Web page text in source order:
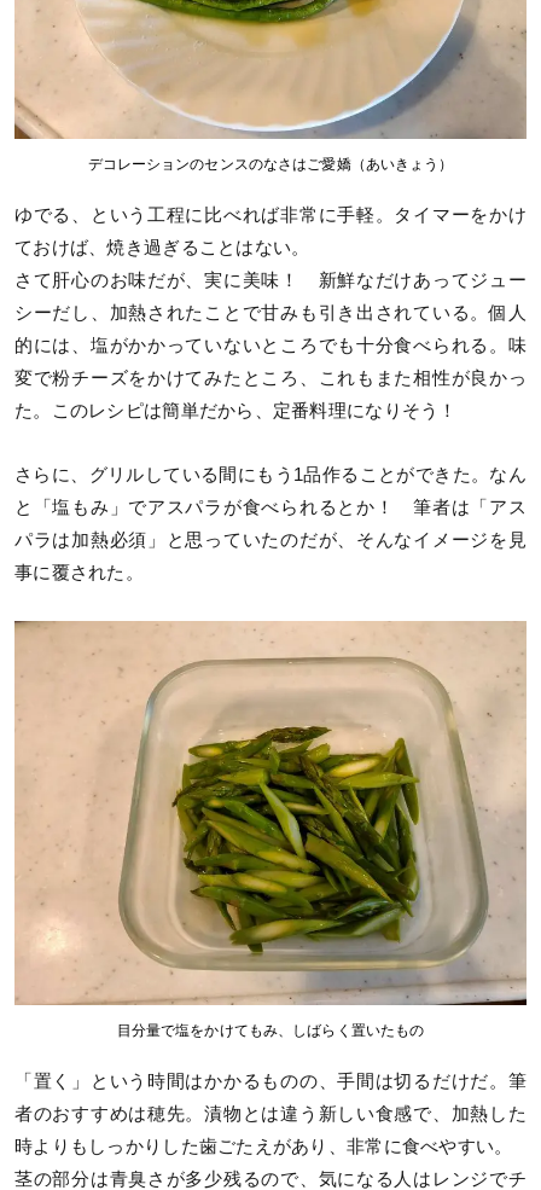
デコレーションのセンスのなさはご愛嬌（あいきょう）
ゆでる、という工程に比べれば非常に手軽。タイマーをかけ
ておけば、焼き過ぎることはない。
さて肝心のお味だが、実に美味！ 新鮮なだけあってジュー
シーだし、加熱されたことで甘みも引き出されている。個人
的には、塩がかかっていないところでも十分食べられる。味
変で粉チーズをかけてみたところ、これもまた相性が良かっ
た。このレシピは簡単だから、定番料理になりそう！
さらに、グリルしている間にもう1品作ることができた。なん
と「塩もみ」でアスパラが食べられるとか！ 筆者は「アス
パラは加熱必須」と思っていたのだが、そんなイメージを見
事に覆された。
目分量で塩をかけてもみ、しばらく置いたもの
「置く」という時間はかかるものの、手間は切るだけだ。筆
者のおすすめは穂先。漬物とは違う新しい食感で、加熱した
時よりもしっかりした歯ごたえがあり、非常に食べやすい。
茎の部分は青臭さが多少残るので、気になる人はレンジでチ